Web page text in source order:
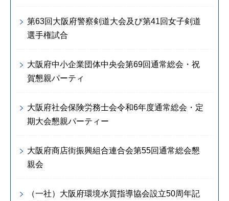
第63回大阪府警察剣道大会及び第41回女子剣道
選手権試合
大阪府中小企業団体中央会第69回通常総会・祝
賀懇親パーティ
大阪府社会保険労務士会令和6年度通常総会・定
期大会懇親パーティー
大阪府商店街振興組合連合会第55回通常総会懇
親会
（一社）大阪府環境水質指導協会設立50周年記